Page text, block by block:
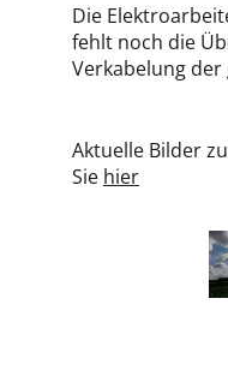
Die
fehlt noch die
Verkabelung
Aktuelle Bilder
Sie hier